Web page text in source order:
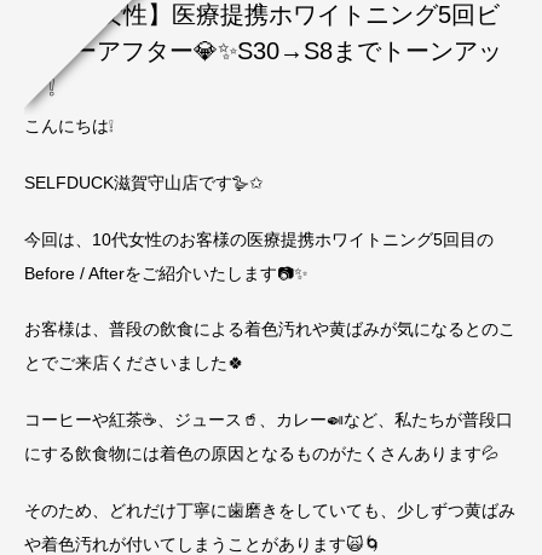
【10代女性】医療提携ホワイトニング5回ビ
フォーアフター💎✨️S30→S8までトーンアッ
プ❕
こんにちは❕
SELFDUCK滋賀守山店です🪿✩
今回は、10代女性のお客様の医療提携ホワイトニング5回目の
Before / Afterをご紹介いたします📷✨
お客様は、普段の飲食による着色汚れや黄ばみが気になるとのこ
とでご来店くださいました🍀
コーヒーや紅茶☕️、ジュース🥤、カレー🍛など、私たちが普段口
にする飲食物には着色の原因となるものがたくさんあります💦
そのため、どれだけ丁寧に歯磨きをしていても、少しずつ黄ばみ
や着色汚れが付いてしまうことがあります🙀🌀